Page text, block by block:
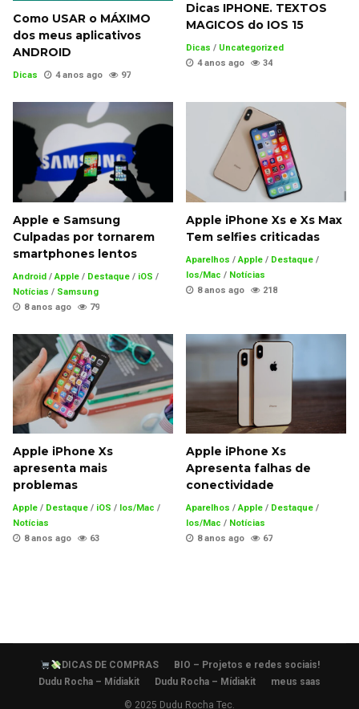
Como USAR o MÁXIMO
dos meus aplicativos
ANDROID
Dicas 4 anos ago 97
Dicas IPHONE. TEXTOS
MAGICOS do IOS 15
Dicas / Uncategorized
4 anos ago
34
Apple e Samsung
Culpadas por tornarem
smartphones lentos
Android / Apple / Destaque / iOS /
Notícias / Samsung
8 anos ago
79
Apple iPhone Xs e Xs Max
Tem selfies criticadas
Aparelhos / Apple / Destaque /
Ios/Mac / Notícias
8 anos ago
218
Apple iPhone Xs
apresenta mais
problemas
Apple / Destaque / iOS / Ios/Mac /
Notícias
8 anos ago
63
Apple iPhone Xs
Apresenta falhas de
conectividade
Aparelhos /Apple / Destaque /
Ios/Mac / Notícias
8 anos ago
67
DICAS DE COMPRAS
BIO – Projetos e redes sociais!
Dudu Rocha – Mídiakit
Dudu Rocha – Mídiakit meus saas
© 2025 Dudu Rocha Tec.